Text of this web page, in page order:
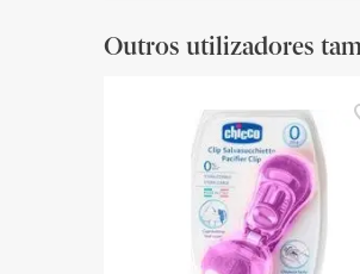
Mais vendidos
Outros utilizadores